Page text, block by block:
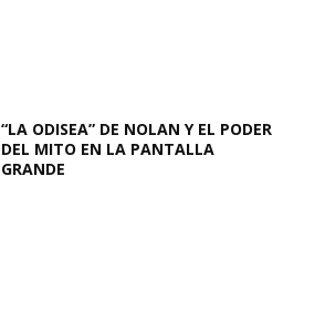
“LA ODISEA” DE NOLAN Y EL PODER
DEL MITO EN LA PANTALLA
GRANDE